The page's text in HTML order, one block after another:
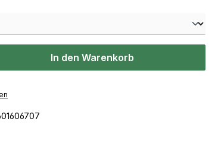
Wert ein oder benutze die Schaltflächen
In den Warenkorb